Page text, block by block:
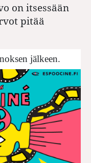
on itsessään
pitää
jälkeen.